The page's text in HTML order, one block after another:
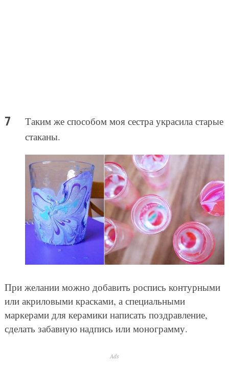
Таким же способом моя сестра украсила старые
стаканы.
При желании можно добавить роспись контурными
или акриловыми красками, а специальными
маркерами для керамики написать поздравление,
сделать забавную надпись или монограмму.
Ads